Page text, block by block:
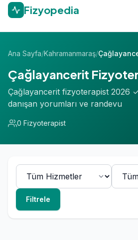
Fizyopedia
Ana Sayfa/Kahramanmaraş/
Çağlayancerit
Çağlayancerit fizyoterapist 2026
danışan yorumları ve randevu
0 Fizyoterapist
Filtrele